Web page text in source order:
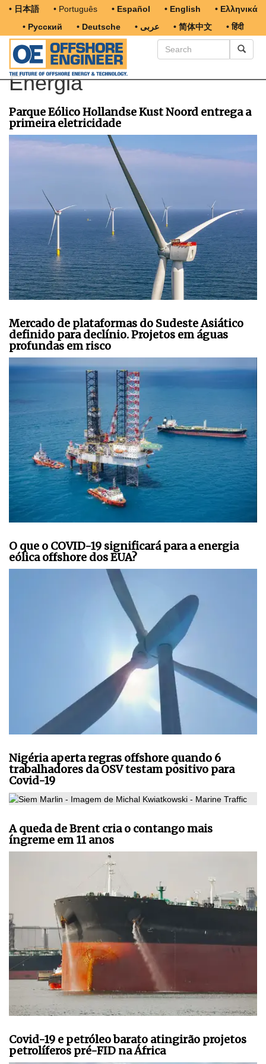
• 日本語 • Português • Español • English
• Ελληνικά
• Русский
• Deutsche • عربى • 简体中文 • हिंदी
Energia
Parque Eólico Hollandse Kust Noord entrega a
primeira eletricidade
Mercado de plataformas do Sudeste Asiático
definido para declínio. Projetos em águas
profundas em risco
O que o COVID-19 significará para a energia
eólica offshore dos EUA?
Nigéria aperta regras offshore quando 6
trabalhadores da OSV testam positivo para
Covid-19
A queda de Brent cria o contango mais
íngreme em 11 anos
Covid-19 e petróleo barato atingirão projetos
petrolíferos pré-FID na África